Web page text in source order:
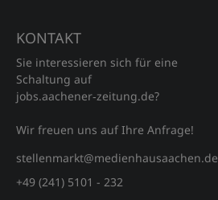
KONTAKT
Sie interessieren sich für eine
Schaltung auf
jobs.aachener‑zeitung.de?
Wir freuen uns auf Ihre Anfrage!
stellenmarkt@medienhausaachen.de
+49 (241) 5101 - 232